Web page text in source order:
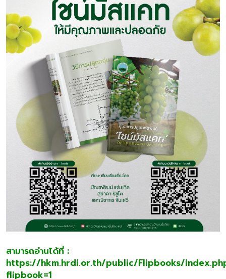
สามารถอ่านได้ที่ :
https://hkm.hrdi.or.th/public/Flipbooks/
flipbook=1